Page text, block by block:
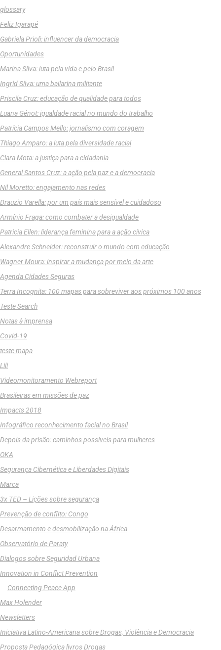
glossary
Feliz Igarapé
Gabriela Prioli: influencer da democracia
Oportunidades
Marina Silva: luta pela vida e pelo Brasil
Ingrid Silva: uma bailarina militante
Priscila Cruz: educação de qualidade para todos
Luana Génot: igualdade racial no mundo do trabalho
Patrícia Campos Mello: jornalismo com coragem
Thiago Amparo: a luta pela diversidade racial
Clara Mota: a justiça para a cidadania
General Santos Cruz: a ação pela paz e a democracia
Nil Moretto: engajamento nas redes
Drauzio Varella: por um país mais sensível e cuidadoso
Armínio Fraga: como combater a desigualdade
Patricia Ellen: liderança feminina para a ação cívica
Alexandre Schneider: reconstruir o mundo com educação
Wagner Moura: inspirar a mudança por meio da arte
Agenda Cidades Seguras
Terra Incognita: 100 mapas para sobreviver aos próximos 100 anos
Teste Search
Notas à imprensa
Covid-19
teste mapa
Lili
Videomonitoramento Webreport
Brasileiras em missões de paz
Impacts 2018
Infográfico reconhecimento facial no Brasil
Depois da prisão: caminhos possíveis para mulheres
OKA
Segurança Cibernética e Liberdades Digitais
Marca
3x TED – Lições sobre segurança
Prevenção de conflito: Congo
Desarmamento e desmobilização na África
Observatório de Paraty
Dialogos sobre Seguridad Urbana
Innovation in Conflict Prevention
Connecting Peace App
Max Holender
Newsletters
Iniciativa Latino-Americana sobre Drogas, Violência e Democracia
Proposta Pedagógica livros Drogas